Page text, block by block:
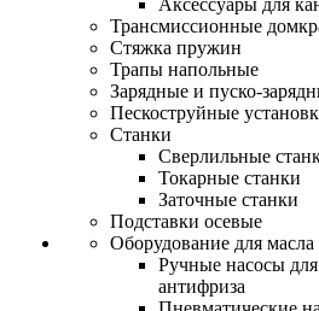
Аксессуары для
Трансмиссионные
Стяжка пружин
Трапы напольные
Зарядные и пуско-
Пескоструйные
Станки
Сверлильные
Токарные станки
Заточные станки
Подставки осевые
Оборудование для масла
Ручные насосы для
антифриза